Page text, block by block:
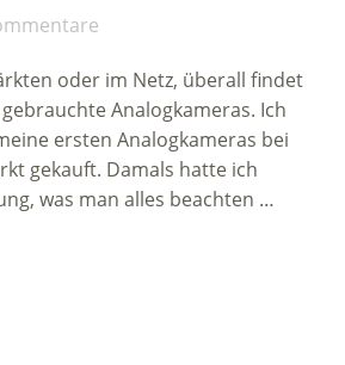
oder im Netz, überall findet
Analogkameras. Ich
ersten Analogkameras bei
gekauft. Damals hatte ich
was man alles beachten …